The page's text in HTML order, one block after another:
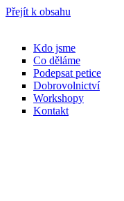
Přejít k obsahu
Kdo jsme
Co děláme
Podepsat petice
Dobrovolnictví
Workshopy
Kontakt